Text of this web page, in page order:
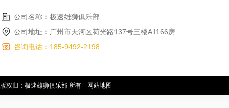
公司名称：极速雄狮俱乐部
公司地址：广州市天河区荷光路137号三楼A1166房
咨询电话：185-9492-2198
版权归：极速雄狮俱乐部 所有 网站地图